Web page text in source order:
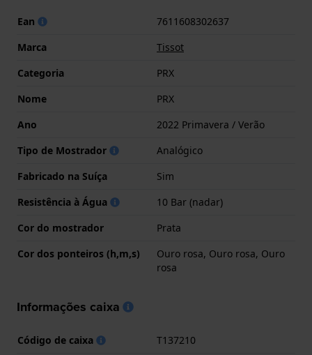
Ean
7611608302637
Marca
Tissot
Categoria
PRX
Nome
PRX
Ano
2022 Primavera / Verão
Tipo de Mostrador
Analógico
Fabricado na Suíça
Sim
Resistência à Água
10 Bar (nadar)
Cor do mostrador
Prata
Cor dos ponteiros (h,m,s)
Ouro rosa, Ouro rosa, Ouro
rosa
Informações caixa
Código de caixa
T137210